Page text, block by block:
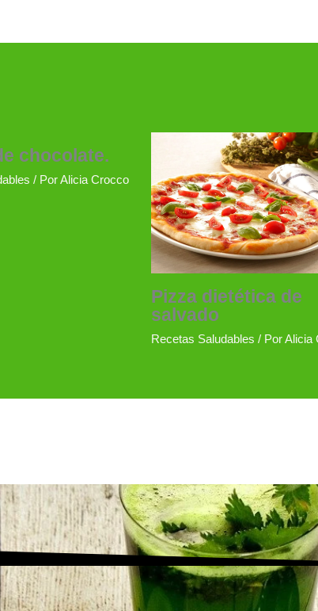
chocolate.
/ PorAlicia Crocco
Pizza dietética de
salvado
Recetas Saludables / PorAlicia